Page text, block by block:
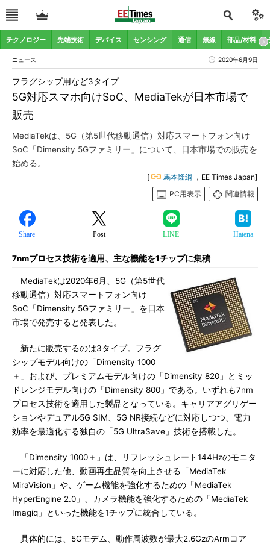
テクノロジー 先端技術 デバイス センシング 通信 無線 部品/材料
ニュース 2020年6月9日
5G対応スマホ向けSoC、MediaTekが日本市場で
販売
フラグシップ用など3タイプ
MediaTekは、5G（第5世代移動通信）対応スマートフォン向け
SoC「Dimensity 5Gファミリー」について、日本市場での販売を
始める。
[ 馬本隆綱 ，EE Times Japan]
PC用表示
関連情報
Share Post LINE Hatena
7nmプロセス技術を適用、主な機能を1チップに集積
MediaTekは2020年6月、5G（第5世代
移動通信）対応スマートフォン向け
SoC「Dimensity 5Gファミリー」を日本
市場で発売すると発表した。
新たに販売するのは3タイプ。フラグ
シップモデル向けの「Dimensity 1000
＋」および、プレミアムモデル向けの「Dimensity 820」とミッ
ドレンジモデル向けの「Dimensity 800」である。いずれも7nm
プロセス技術を適用した製品となっている。キャリアアグリゲー
ションやデュアル5G SIM、5G NR接続などに対応しつつ、電力
効率を最適化する独自の「5G UltraSave」技術を搭載した。
「Dimensity 1000＋」は、リフレッシュレート144Hzのモニタ
ーに対応した他、動画再生品質を向上させる「MediaTek
MiraVision」や、ゲーム機能を強化するための「MediaTek
HyperEngine 2.0」、カメラ機能を強化するための「MediaTek
Imagiq」といった機能を1チップに統合している。
具体的には、5Gモデム、動作周波数が最大2.6GzのArmコア